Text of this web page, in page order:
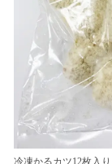
冷凍かるカツ12枚入り